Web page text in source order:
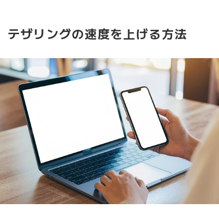
テザリングの速度を上げる方法